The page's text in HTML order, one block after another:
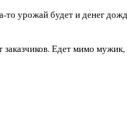
урожай будет и денег
Едет мимо